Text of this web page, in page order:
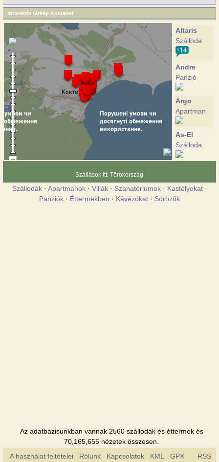
Interaktív térkép Koktebel
Altaris
Szálloda
Andre
Panzió
Аrgo
Apartman
As-El
Szálloda
Goluboy
Koktebel
Szállások itt: Törökország
Szállodák· Apartmanok· Villák· Szanatóriumok· Kastélyokat·
Panziók · Éttermekben · Kávézókat · Sörözõk
Az adatbázisunkban vannak 2560 szállodák és éttermek és
70,165,655 nézetek összesen.
A használat feltételei
Rólunk Kapcsolatok KML GPX RSS